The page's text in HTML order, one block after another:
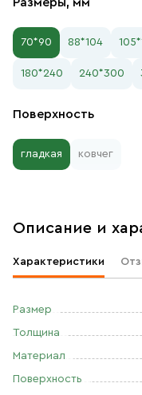
70*90 88*104
180*240 240*300
Поверхность
гладкая ковчег
Описание и
Характеристики
Размер
Толщина
Материал
Поверхность